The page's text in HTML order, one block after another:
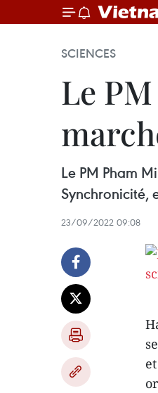
SCIENCES
Le
Le PM Pham
Synchronicité,
23/09/2022 09:08